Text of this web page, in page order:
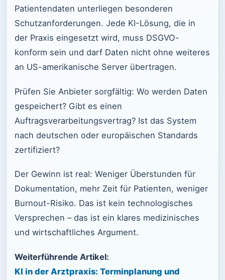
Patientendaten unterliegen besonderen
Schutzanforderungen. Jede KI-Lösung, die in
der Praxis eingesetzt wird, muss DSGVO-
konform sein und darf Daten nicht ohne weiteres
an US-amerikanische Server übertragen.
Prüfen Sie Anbieter sorgfältig: Wo werden Daten
gespeichert? Gibt es einen
Auftragsverarbeitungsvertrag? Ist das System
nach deutschen oder europäischen Standards
zertifiziert?
Der Gewinn ist real: Weniger Überstunden für
Dokumentation, mehr Zeit für Patienten, weniger
Burnout-Risiko. Das ist kein technologisches
Versprechen – das ist ein klares medizinisches
und wirtschaftliches Argument.
Weiterführende Artikel:
KI in der Arztpraxis: Terminplanung und